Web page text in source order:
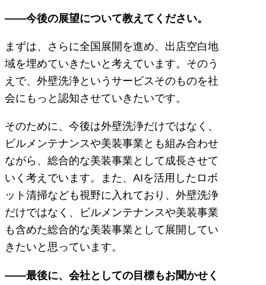
――今後の展望について教えてください。
まずは、さらに全国展開を進め、出店空白地
域を埋めていきたいと考えています。そのう
えで、外壁洗浄というサービスそのものを社
会にもっと認知させていきたいです。
そのために、今後は外壁洗浄だけではなく、
ビルメンテナンスや美装事業とも組み合わせ
ながら、総合的な美装事業として成長させて
いく考えでいます。また、AIを活用したロボ
ット清掃なども視野に入れており、外壁洗浄
だけではなく、ビルメンテナンスや美装事業
も含めた総合的な美装事業として展開してい
きたいと思っています。
――最後に、会社としての目標もお聞かせく